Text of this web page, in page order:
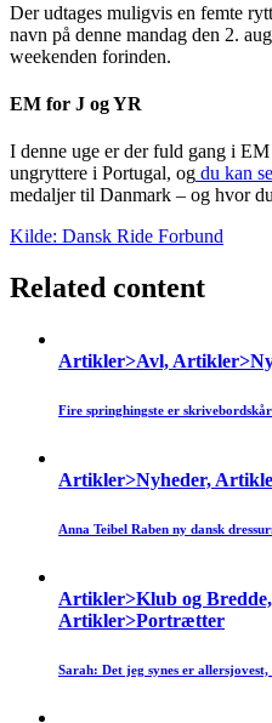
Der udtages muligvis en femte
navn på denne mandag den 2.
weekenden forinden.
EM for J og YR
I denne uge er der fuld gang i
ungryttere i Portugal, og du kan
medaljer til Danmark – og hvor
Kilde: Dansk Ride Forbund
Related content
Artikler>Avl,
Fire springhingste er
Artikler>Nyheder,
Anna Teibel Raben ny dansk
Artikler>Klub og
Artikler>Portrætter
Sarah: Det jeg synes er